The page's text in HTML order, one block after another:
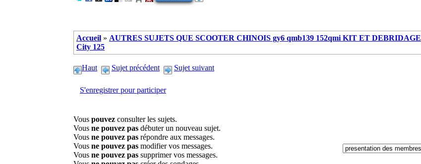
Accueil » AUTRES SUJETS QUE SCOOTER CHINOIS gy6 qmb139 152qmi KIT ET DEBRIDAGE
City 125
Haut Sujet précédent Sujet suivant
S'enregistrer pour participer
Vous pouvez consulter les sujets.
Vous ne pouvez pas débuter un nouveau sujet.
Vous ne pouvez pas répondre aux messages.
Vous ne pouvez pas modifier vos messages.
Vous ne pouvez pas supprimer vos messages.